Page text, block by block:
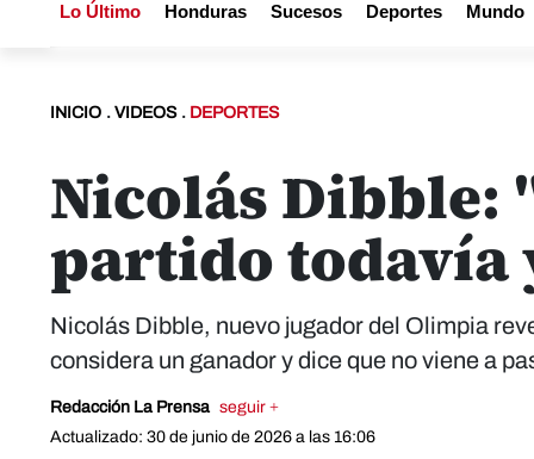
Lo Último Honduras Sucesos Deportes Mundo
INICIO . VIDEOS . DEPORTES
Nicolás Dibble:
partido todavía
Nicolás Dibble, nuevo jugador del Olimpia
considera un ganador y dice que no viene a
Redacción La Prensa seguir +
Actualizado: 30 de junio de 2026 a las 16:06